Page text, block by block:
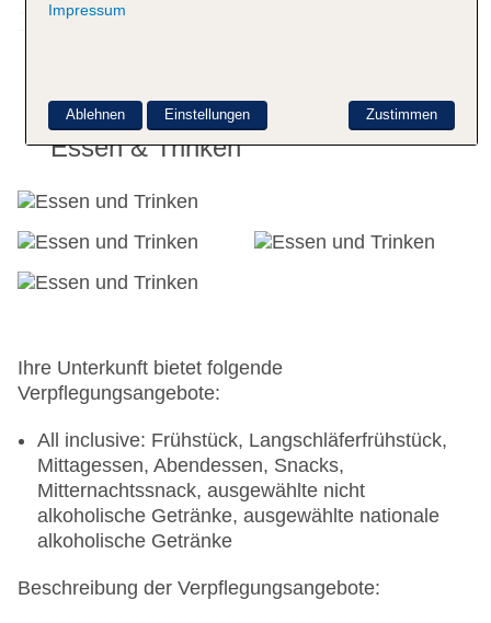
Parkmöglichkeiten: Stellplätze, nicht überdacht:
Essen & Trinken
Ihre Unterkunft bietet folgende
Verpflegungsangebote:
All inclusive: Frühstück, Langschläferfrühstück,
Mittagessen, Abendessen, Snacks,
Mitternachtssnack, ausgewählte nicht
alkoholische Getränke, ausgewählte nationale
alkoholische Getränke
Beschreibung der Verpflegungsangebote:
Impressum
Zustimmen
Ablehnen Einstellungen